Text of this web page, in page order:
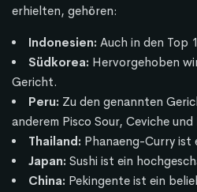
erhielten, gehören:
Indonesien: Auch in den Top
Südkorea: Hervorgehoben
Gericht.
Peru: Zu den genannten
anderem Pisco Sour, Ceviche
Thailand: Phanaeng-Curry ist
Japan: Sushi ist ein
China: Pekingente ist ein